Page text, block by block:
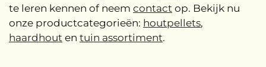
te leren kennen of neem contact op. Bekijk nu
onze productcategorieën: houtpellets,
haardhout en tuin assortiment.